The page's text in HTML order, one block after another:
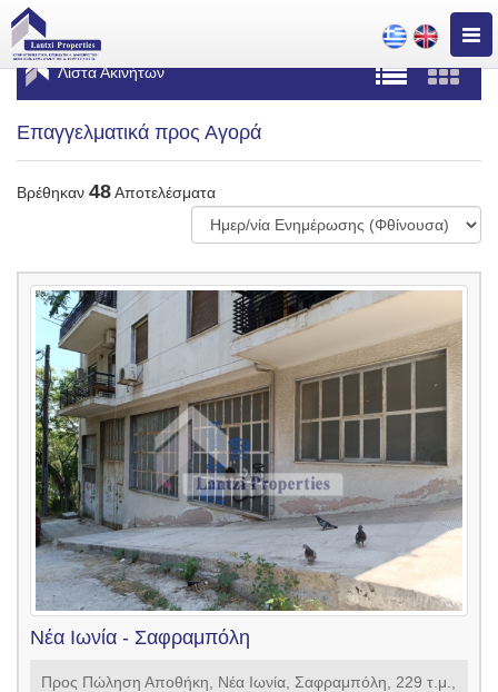
Λίστα Ακινήτων
Επαγγελματικά προς Αγορά
Βρέθηκαν 48Αποτελέσματα
Νέα Ιωνία - Σαφραμπόλη
Προς Πώληση Αποθήκη, Νέα Ιωνία, Σαφραμπόλη, 229 τ.μ.,